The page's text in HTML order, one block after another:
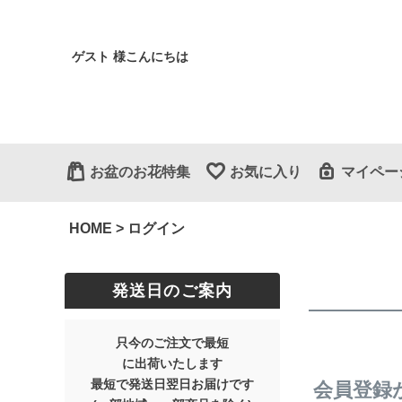
ゲスト 様こんにちは
お盆のお花特集 お気に入り マイペー
HOME ログイン
発送日のご案内
只今のご注文で最短
に出荷いたします
最短で発送日翌日お届けです
会員登録